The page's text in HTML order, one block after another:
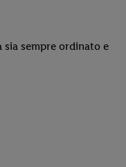
sia sempre ordinato e